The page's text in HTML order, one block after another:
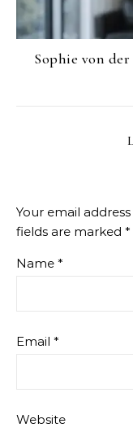
Sophie von
Your email
fields are marked *
Name *
Email *
Website